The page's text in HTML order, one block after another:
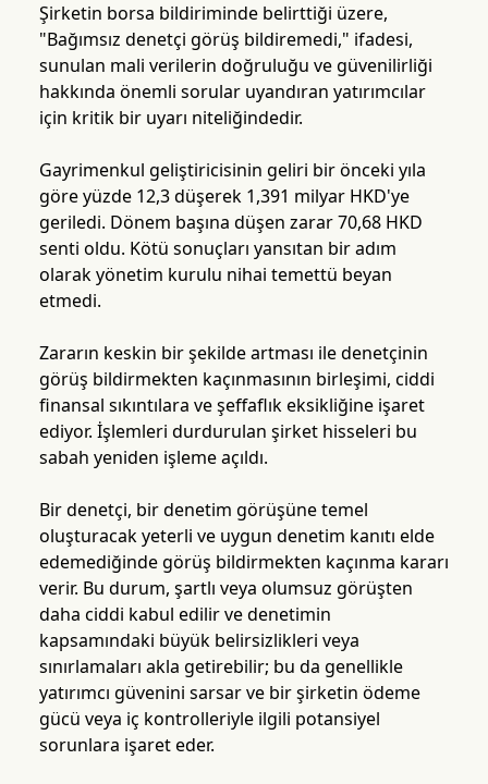
Şirketin borsa bildiriminde belirttiği üzere,
"Bağımsız denetçi görüş bildiremedi," ifadesi,
sunulan mali verilerin doğruluğu ve güvenilirliği
hakkında önemli sorular uyandıran yatırımcılar
için kritik bir uyarı niteliğindedir.
Gayrimenkul geliştiricisinin geliri bir önceki yıla
göre yüzde 12,3 düşerek 1,391 milyar HKD'ye
geriledi. Dönem başına düşen zarar 70,68 HKD
senti oldu. Kötü sonuçları yansıtan bir adım
olarak yönetim kurulu nihai temettü beyan
etmedi.
Zararın keskin bir şekilde artması ile denetçinin
görüş bildirmekten kaçınmasının birleşimi, ciddi
finansal sıkıntılara ve şeffaflık eksikliğine işaret
ediyor. İşlemleri durdurulan şirket hisseleri bu
sabah yeniden işleme açıldı.
Bir denetçi, bir denetim görüşüne temel
oluşturacak yeterli ve uygun denetim kanıtı elde
edemediğinde görüş bildirmekten kaçınma kararı
verir. Bu durum, şartlı veya olumsuz görüşten
daha ciddi kabul edilir ve denetimin
kapsamındaki büyük belirsizlikleri veya
sınırlamaları akla getirebilir; bu da genellikle
yatırımcı güvenini sarsar ve bir şirketin ödeme
gücü veya iç kontrolleriyle ilgili potansiyel
sorunlara işaret eder.